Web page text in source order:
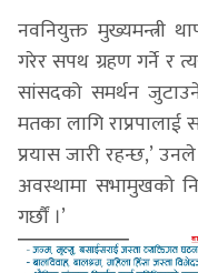
नवनियुक्त मुख्यमन्त्री
गरेर सपथ ग्रहण गर्ने र
सांसदको समर्थन जुटाउने
मतका लागि
प्रयास जारी रहन्छ,’
अवस्थामा सभामुखको
गर्छौं ।’